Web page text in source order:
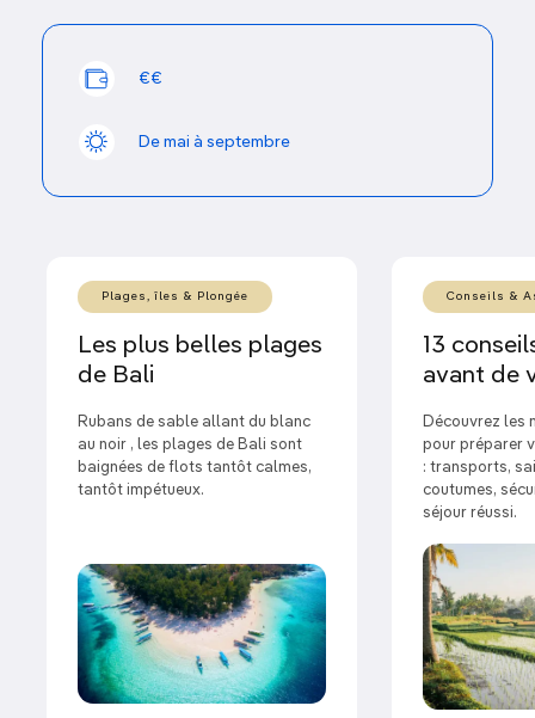
Plages, îles & Plongée
Les plus belles plages
de Bali
Rubans de sable allant du blanc
au noir , les plages de Bali sont
baignées de flots tantôt calmes,
tantôt impétueux.
Conseils &
13
avant de
Découvrez les
pour préparer
: transports,
coutumes,
séjour réussi.
€€
De mai à septembre